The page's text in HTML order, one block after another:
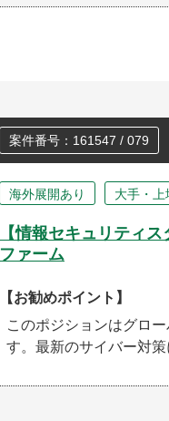
案件番号：161547 / 079
海外展開あり 大手・上
【情報セキュリティ
ファーム
【お勧めポイント】
このポジションはグロ
す。最新のサイバー対